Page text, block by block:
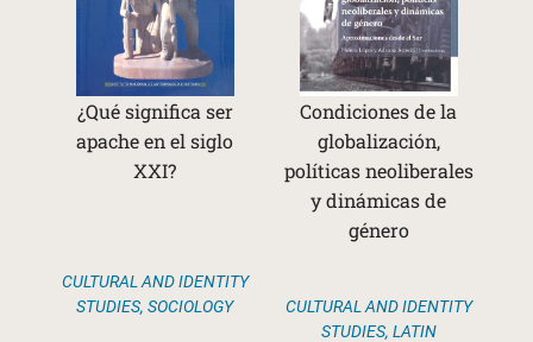
¿Qué significa ser
apache en el siglo
XXI?
CULTURAL AND IDENTITY
STUDIES, SOCIOLOGY
Condiciones de la
globalización,
políticas neoliberales
y dinámicas de
género
CULTURAL AND IDENTITY
STUDIES, LATIN